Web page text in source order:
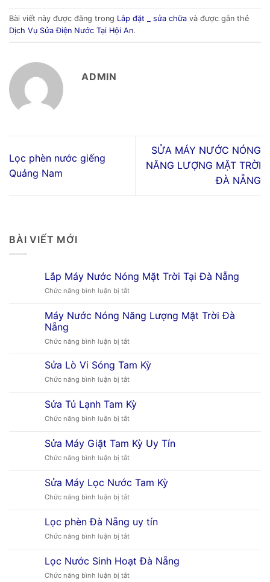
Bài viết này được đăng trong Lắp đặt _ sửa chữa và được gắn thẻ
Dịch Vụ Sửa Điện Nước Tại Hội An.
ADMIN
Lọc phèn nước giếng
Quảng Nam
SỬA MÁY NƯỚC NÓNG
NĂNG LƯỢNG MẶT TRỜI
ĐÀ NẴNG
BÀI VIẾT MỚI
Lắp Máy Nước Nóng Mặt Trời Tại Đà Nẵng
Chức năng bình luận bị tắtở
Máy
Nước
Mặt
Tại
Nẵng
Máy Nước Nóng Năng Lượng Mặt Trời Đà
Nẵng
Chức năng bình luận bị tắtở
Nước
Năng
Mặt
Trời
Đà
Sửa Lò Vi Sóng Tam Kỳ
Chức năng bình luận bị tắtở
Lò
Vi
Sóng
Kỳ
Sửa Tủ Lạnh Tam Kỳ
Chức năng bình luận bị tắtở
Tủ
Lạnh
Tam
Sửa Máy Giặt Tam Kỳ Uy Tín
Chức năng bình luận bị tắtở
Máy
Giặt
Tam
Uy
Tín
Sửa Máy Lọc Nước Tam Kỳ
Chức năng bình luận bị tắtở
Lọc
Nước
Kỳ
Lọc phèn Đà Nẵng uy tín
Chức năng bình luận bị tắtở
phèn
Đà
Nẵng
Lọc Nước Sinh Hoạt Đà Nẵng
Chức năng bình luận bị tắtở